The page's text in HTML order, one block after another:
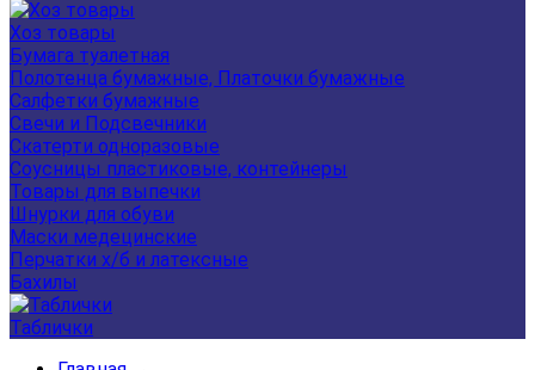
Хоз товары
Бумага туалетная
Полотенца бумажные, Платочки бумажные
Салфетки бумажные
Свечи и Подсвечники
Скатерти одноразовые
Соусницы пластиковые, контейнеры
Товары для выпечки
Шнурки для обуви
Маски медецинские
Перчатки х/б и латексные
Бахилы
Таблички